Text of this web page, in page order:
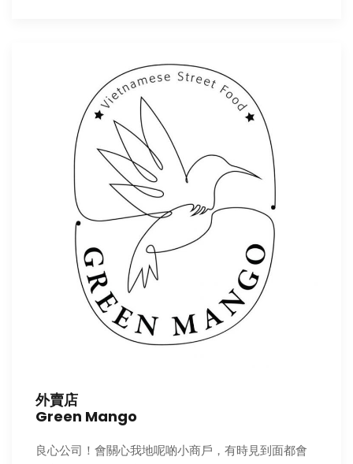
外賣店
Green Mango
良心公司！會關心我地呢啲小商戶，有時見到面都會